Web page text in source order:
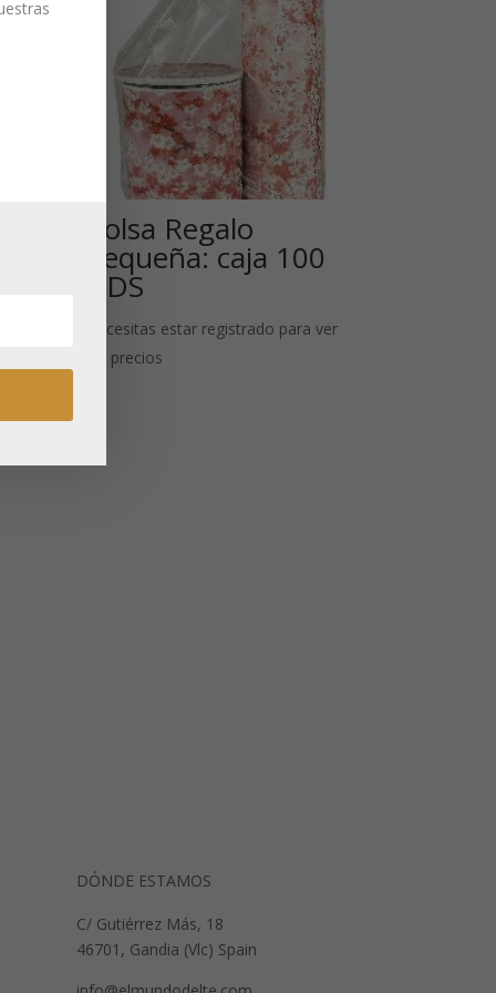
Bolsa Regalo
Pequeña: caja 100
UDS
Necesitas estar registrado para ver
los precios
DÓNDE ESTAMOS
C/ Gutiérrez Más, 18
46701, Gandia (Vlc) Spain